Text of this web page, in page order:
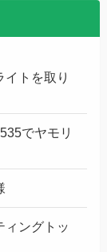
トを取り
でヤモリ
ングトッ